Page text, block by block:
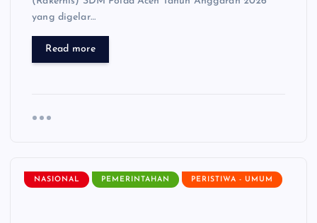
yang digelar…
Read more
NASIONAL PEMERINTAHAN PERISTIWA - UMUM